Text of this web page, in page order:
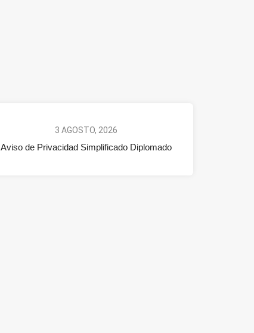
3 AGOSTO, 2026
Aviso de Privacidad Simplificado Diplomado